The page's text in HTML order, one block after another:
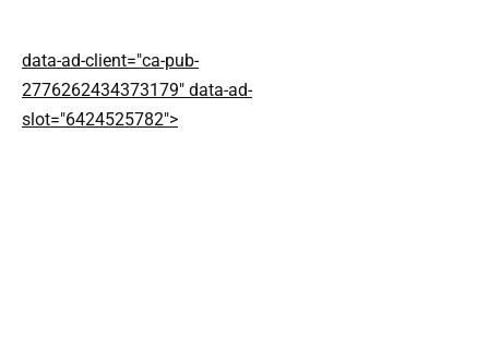
data-ad-client="ca-pub-
2776262434373179" data-ad-
slot="6424525782">